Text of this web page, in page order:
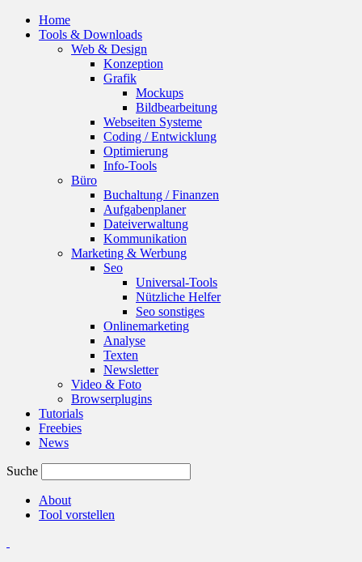
Home
Tools & Downloads
Web & Design
Konzeption
Grafik
Mockups
Bildbearbeitung
Webseiten Systeme
Coding / Entwicklung
Optimierung
Info-Tools
Büro
Buchaltung / Finanzen
Aufgabenplaner
Dateiverwaltung
Kommunikation
Marketing & Werbung
Seo
Universal-Tools
Nützliche Helfer
Seo sonstiges
Onlinemarketing
Analyse
Texten
Newsletter
Video & Foto
Browserplugins
Tutorials
Freebies
News
Suche
About
Tool vorstellen